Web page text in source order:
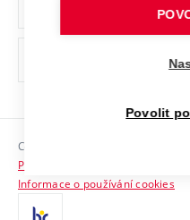
Ochrana osobních údajů
odkaz)
Sociální bezpečí
HR Award
Copyright © 2026 VUT
Prohlášení o přístupnosti
Informace o používání cookies
Povolit